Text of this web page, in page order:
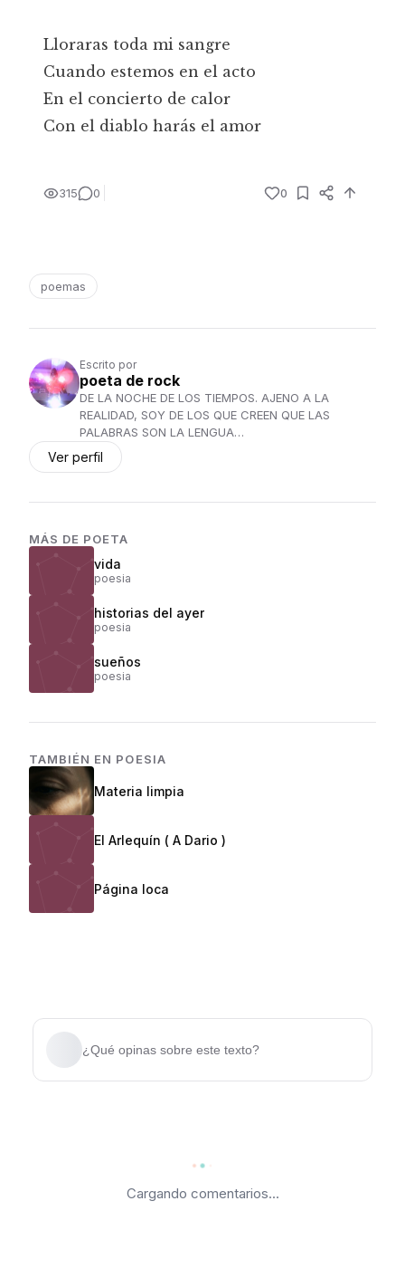
Lloraras toda mi sangre
Cuando estemos en el acto
En el concierto de calor
Con el diablo harás el amor
315 0 0
poemas
Escrito por
poeta de rock
DE LA NOCHE DE LOS TIEMPOS. AJENO A LA
REALIDAD, SOY DE LOS QUE CREEN QUE LAS
PALABRAS SON LA LENGUA…
Ver perfil
MÁS DE POETA
vida
poesia
historias del ayer
poesia
sueños
poesia
TAMBIÉN EN POESIA
Materia limpia
El Arlequín ( A Dario )
Página loca
¿Qué opinas sobre este texto?
Cargando comentarios...